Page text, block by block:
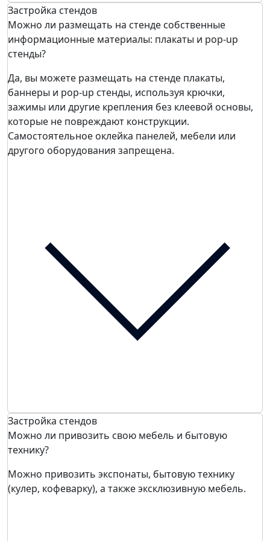
Застройка стендов
Можно ли размещать на стенде собственные
информационные материалы: плакаты и pop-up
стенды?
Да, вы можете размещать на стенде плакаты,
баннеры и pop-up стенды, используя крючки,
зажимы или другие крепления без клеевой основы,
которые не повреждают конструкции.
Самостоятельное оклейка панелей, мебели или
другого оборудования запрещена.
Застройка стендов
Можно ли привозить свою мебель и бытовую
технику?
Можно привозить экспонаты, бытовую технику
(кулер, кофеварку), а также эксклюзивную мебель.